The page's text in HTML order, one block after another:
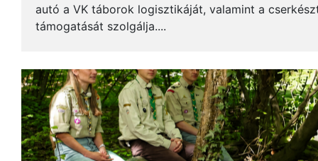
autó a VK táborok logisztikáját, valamint a
támogatását szolgálja....